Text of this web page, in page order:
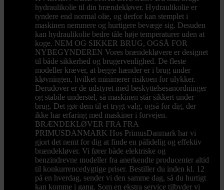
hydraulikolie til din brændekløver. Hydraulikolie er
tyndere end normal olie, og derfor kan stemplet i
maskinen nemmere og hurtigere bevæge sig. Desuden
kan hydraulikolie bedre tåle høje temperaturer uden at
koge. NEM OG SIKKER BRUG, OGSÅ FOR
NYBEGYNDEREN Vores brændekløvere er designet
til både sikkerhed og brugervenlighed. De fleste
modeller kræver, at begge hænder er i brug under
kløvningen, hvilket minimerer risikoen for ulykker.
Derudover er de udstyret med beskyttelsesanordninger
og stabile understel, så maskinen står sikkert under
brug. Det gør dem til et trygt valg, også for dig, der
ikke har erfaring med maskiner i forvejen.
BRÆNDEKLØVER FRA FRA
PRIMUSDANMARK Hos PrimusDanmark har vi
gjort det nemt for dig at finde en pålidelig og effektiv
brændekløver. Vi fører både elektriske og
benzindrevne modeller fra anerkendte producenter altid
til konkurrencedygtige priser. Bestiller du inden kl. 12
på en hverdag, sender vi den samme dag, så du hurtigt
kan komme i gang. Som en ekstra service tilbyder vi